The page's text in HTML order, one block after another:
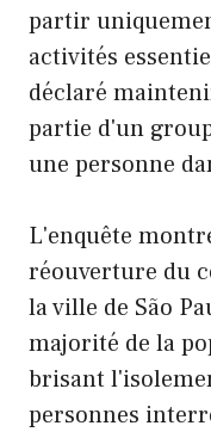
partir
activités
déclaré
partie d'un
une personne
L'enquête
réouverture du
la ville de São
majorité de la
brisant
personnes